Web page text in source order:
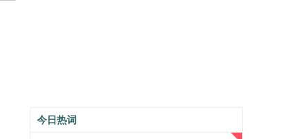
今日热词